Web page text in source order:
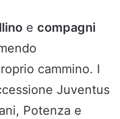
e compagni
cammino. I
Juventus
Potenza e